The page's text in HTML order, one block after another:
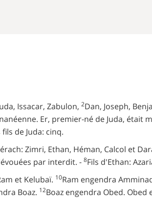
Issacar, Zabulon, 2Dan, Joseph,
Er, premier-né de Juda, était
de Juda: cinq.
Zimri, Ethan, Héman, Calcol et
par interdit. - 8Fils d'Ethan:
et Kelubaï. 10Ram engendra
Boaz. 12Boaz engendra Obed. Obed